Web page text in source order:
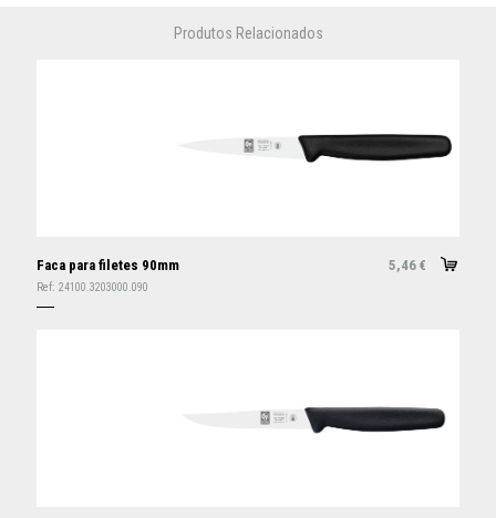
Produtos Relacionados
Faca para filetes 90mm 5,46 €
Ref: 24100.3203000.090